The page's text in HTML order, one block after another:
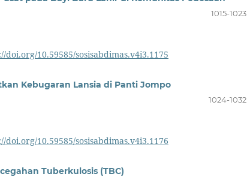
1015-1023
doi.org/10.59585/sosisabdimas.v4i3.1175
Kebugaran Lansia di Panti Jompo
1024-1032
doi.org/10.59585/sosisabdimas.v4i3.1176
Tuberkulosis (TBC)